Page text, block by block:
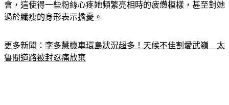
會，這使得一些粉絲心疼她頻繁亮相時的疲憊模樣，甚至對她
過於纖瘦的身形表示擔憂。
更多新聞： 李多慧機車環島狀況超多！天候不佳割愛武嶺　太
魯閣道路被封忍痛放棄